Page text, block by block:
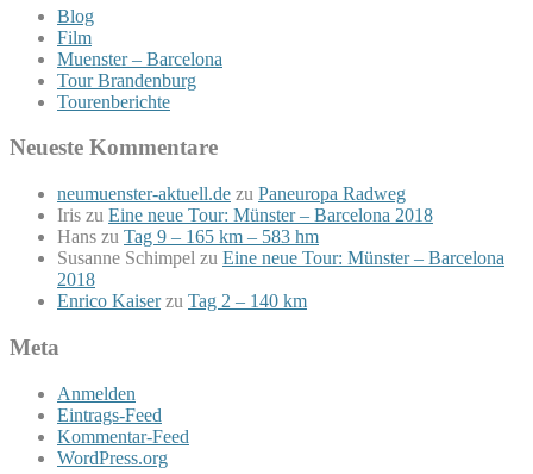
Blog
Film
Muenster – Barcelona
Tour Brandenburg
Tourenberichte
Neueste Kommentare
neumuenster-aktuell.de zu Paneuropa Radweg
Iris zu Eine neue Tour: Münster – Barcelona 2018
Hans zu Tag 9 – 165 km – 583 hm
Susanne Schimpel zu Eine neue Tour: Münster – Barcelona
2018
Enrico Kaiserzu Tag 2 – 140 km
Meta
Anmelden
Eintrags-Feed
Kommentar-Feed
WordPress.org